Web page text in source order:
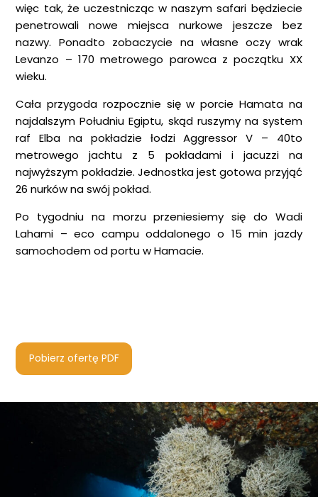
więc tak, że uczestnicząc w naszym safari będziecie
penetrowali nowe miejsca nurkowe jeszcze bez
nazwy. Ponadto zobaczycie na własne oczy wrak
Levanzo – 170 metrowego parowca z początku XX
wieku.
Cała przygoda rozpocznie się w porcie Hamata na
najdalszym Południu Egiptu, skąd ruszymy na system
raf Elba na pokładzie łodzi Aggressor V – 40to
metrowego jachtu z 5 pokładami i jacuzzi na
najwyższym pokładzie. Jednostka jest gotowa przyjąć
26 nurków na swój pokład.
Po tygodniu na morzu przeniesiemy się do Wadi
Lahami – eco campu oddalonego o 15 min jazdy
samochodem od portu w Hamacie.
Pobierz ofertę PDF